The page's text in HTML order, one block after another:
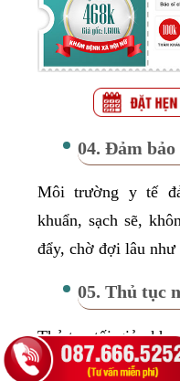
04. Đảm
Môi trường y tế
khuẩn, sạch sẽ,
đẩy, chờ đợi lâu như
05. Thủ tục
Thủ tục tối giản
tử thông minh giúp